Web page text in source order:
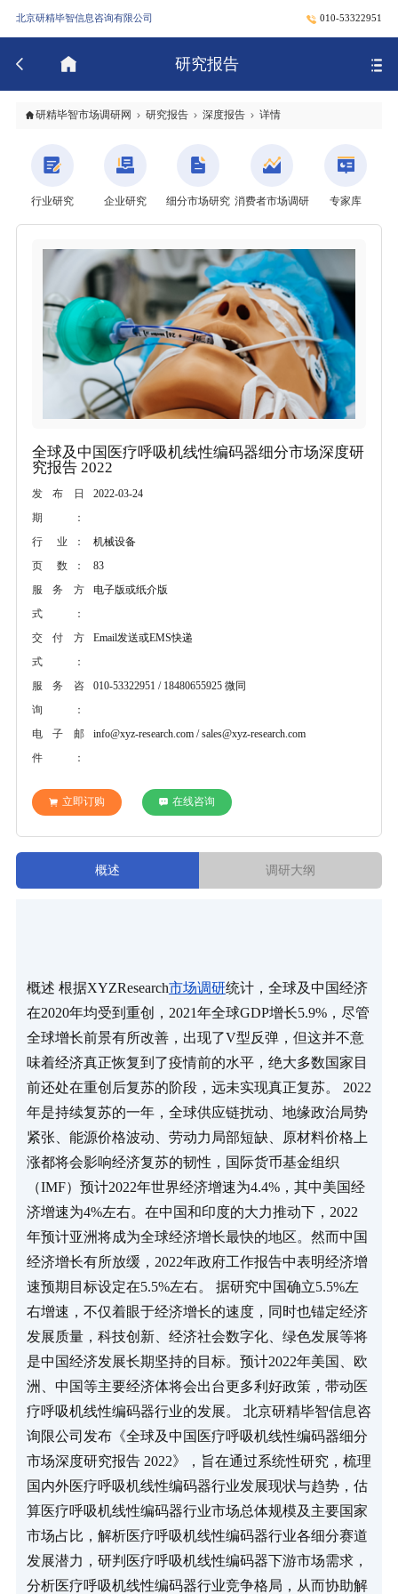
北京研精毕智信息咨询有限公司 010-53322951
研究报告
研精毕智市场调研网 研究报告 深度报告 详情
行业研究 企业研究 细分市场研究 消费者市场调研 专家库
全球及中国医疗呼吸机线性编码器细分市场深度研
究报告 2022
发布日
期：
2022-03-24
行 业：
机械设备
页 数：
83
服务方
式：
电子版或纸介版
交付方
式：
Email发送或EMS快递
服务咨
询：
010-53322951 / 18480655925 微同
电子邮
件：
info@xyz-research.com / sales@xyz-research.com
立即订购 在线咨询
概述 调研大纲
概述 根据XYZResearch市场调研统计，全球及中国经济
在2020年均受到重创，2021年全球GDP增长5.9%，尽管
全球增长前景有所改善，出现了V型反弹，但这并不意
味着经济真正恢复到了疫情前的水平，绝大多数国家目
前还处在重创后复苏的阶段，远未实现真正复苏。 2022
年是持续复苏的一年，全球供应链扰动、地缘政治局势
紧张、能源价格波动、劳动力局部短缺、原材料价格上
涨都将会影响经济复苏的韧性，国际货币基金组织
（IMF）预计2022年世界经济增速为4.4%，其中美国经
济增速为4%左右。在中国和印度的大力推动下，2022
年预计亚洲将成为全球经济增长最快的地区。然而中国
经济增长有所放缓，2022年政府工作报告中表明经济增
速预期目标设定在5.5%左右。 据研究中国确立5.5%左
右增速，不仅着眼于经济增长的速度，同时也锚定经济
发展质量，科技创新、经济社会数字化、绿色发展等将
是中国经济发展长期坚持的目标。预计2022年美国、欧
洲、中国等主要经济体将会出台更多利好政策，带动医
疗呼吸机线性编码器行业的发展。 北京研精毕智信息咨
询限公司发布《全球及中国医疗呼吸机线性编码器细分
市场深度研究报告 2022》，旨在通过系统性研究，梳理
国内外医疗呼吸机线性编码器行业发展现状与趋势，估
算医疗呼吸机线性编码器行业市场总体规模及主要国家
市场占比，解析医疗呼吸机线性编码器行业各细分赛道
发展潜力，研判医疗呼吸机线性编码器下游市场需求，
分析医疗呼吸机线性编码器行业竞争格局，从而协助解